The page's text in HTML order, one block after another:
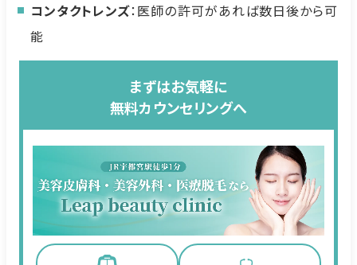
コンタクトレンズ：医師の許可があれば数日後から可
能
まずはお気軽に
無料カウンセリングへ